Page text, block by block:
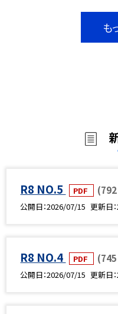
も
R8 NO.5 PDF
公開日 2026/07/15 更新日
R8 NO.4 PDF
公開日 2026/07/15 更新日